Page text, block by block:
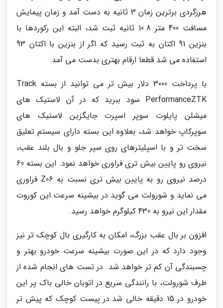
هرزگردی برترین زمان 3 ثانیه به دست آمد و زمان پیمایش
مسافت 400 متر 10.8 ثانیه ثبت شد، البته این رکوردها با
بنزین 91 اکتان به ثبت رسید که اگر از بنزین با اکتان 93
استفاده می شد قطعا ارقام بهتری بدست می آمد.
با پرداخت 3000 دلار بیش تر می توانید از بسته Track
PerformanceZTK سود ببرید که در آن لاستیک های
میشلن پایلوت سوپر اسپرت جایگزین لاستیک های
سوپرکاپ خواهد شد، بعلاوه این بسته دارای سیستم تعلیق
سخت تر و با اسپلیترهای روی سپر جلو و بال بلند عقب،
نیروی رو پایین بیش تری فراوری خواهد نمود. این بسته 60
درصد نیروی رو به پایین بیش تری نسبت به Z06 فراوری
می نماید و شورولت می گوید در بیشینه سرعت این کوروت
مقدار این نیرو به 430 کیلوگرم خواهد رسید.
افزون بر بال عقب بزرگ، امکان به کارگیری بال کوچک تر نیز
وجود دارد که در این صورت بیشینه سرعت خودرو بهتر و
چسبندگی آن کم تر خواهد شد. در تست های انجام شده از
طرف شورولت، با رانندگی سریع در اتوبان خالی باک پر این
خودرو در 15 دقیقه خالی شد.در پیست کوچک که پیش تر